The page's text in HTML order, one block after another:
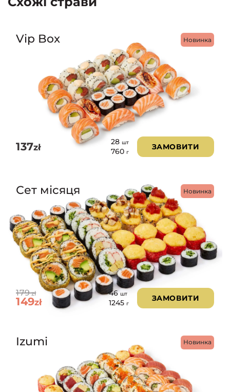
Новинка
Vip Box
137zł
28 шт
760 г
ЗАМОВИТИ
Новинка
Сет місяця
179zł
149zł
46 шт
1245 г
ЗАМОВИТИ
Новинка
Izumi